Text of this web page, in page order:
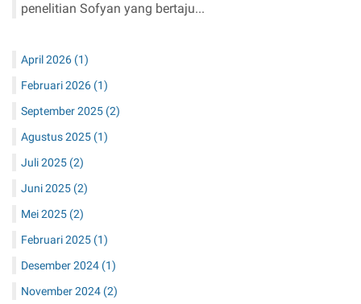
dasawarsa terakhir semakin pesat. Hal ini berdasarkan
April 2026(1)
Februari 2026(1)
September 2025(2)
Agustus 2025
Juli 2025(2)
Juni 2025(2)
Mei 2025(2)
Februari 2025 (1)
Desember 2024 (1)